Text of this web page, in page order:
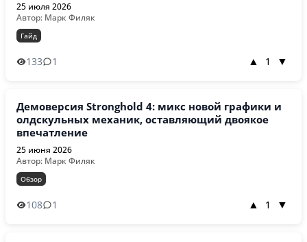
25 июля 2026
Автор: Марк Филяк
Гайд
133 1 ▲ 1 ▼
Демоверсия Stronghold 4: микс новой графики и
олдскульных механик, оставляющий двоякое
впечатление
25 июня 2026
Автор: Марк Филяк
Обзор
108 1 ▲ 1 ▼